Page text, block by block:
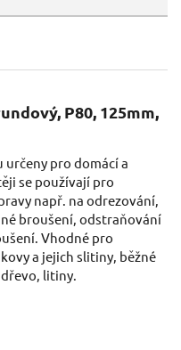
P80, 125mm,
pro domácí a
se používají pro
např. na odrezování,
broušení, odstraňování
Vhodné pro
a jejich slitiny, běžné
litiny.